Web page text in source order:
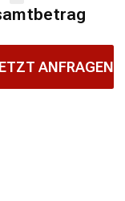
ANFRAGEN